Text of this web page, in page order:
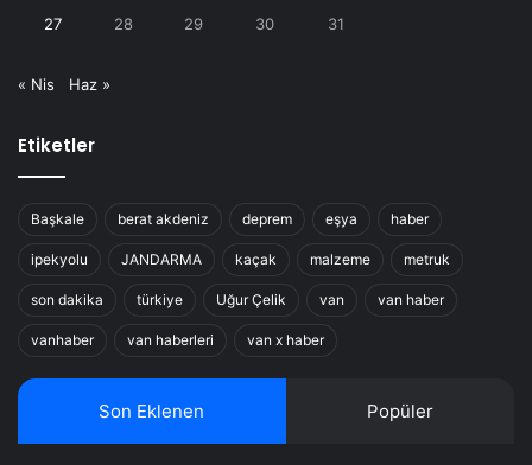
27 28 29 30 31
« Nis Haz »
Etiketler
Başkale berat akdeniz deprem eşya haber
ipekyolu JANDARMA kaçak malzeme metruk
son dakika türkiye Uğur Çelik van van haber
vanhaber van haberleri van x haber
Son Eklenen Popüler